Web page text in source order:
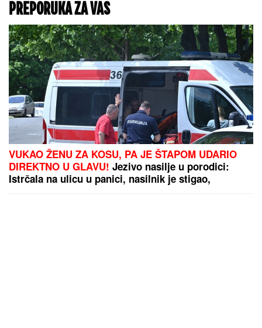
PREPORUKA ZA VAS
VUKAO ŽENU ZA KOSU, PA JE ŠTAPOM UDARIO
DIREKTNO U GLAVU! Jezivo nasilje u porodici:
Istrčala na ulicu u panici, nasilnik je stigao,